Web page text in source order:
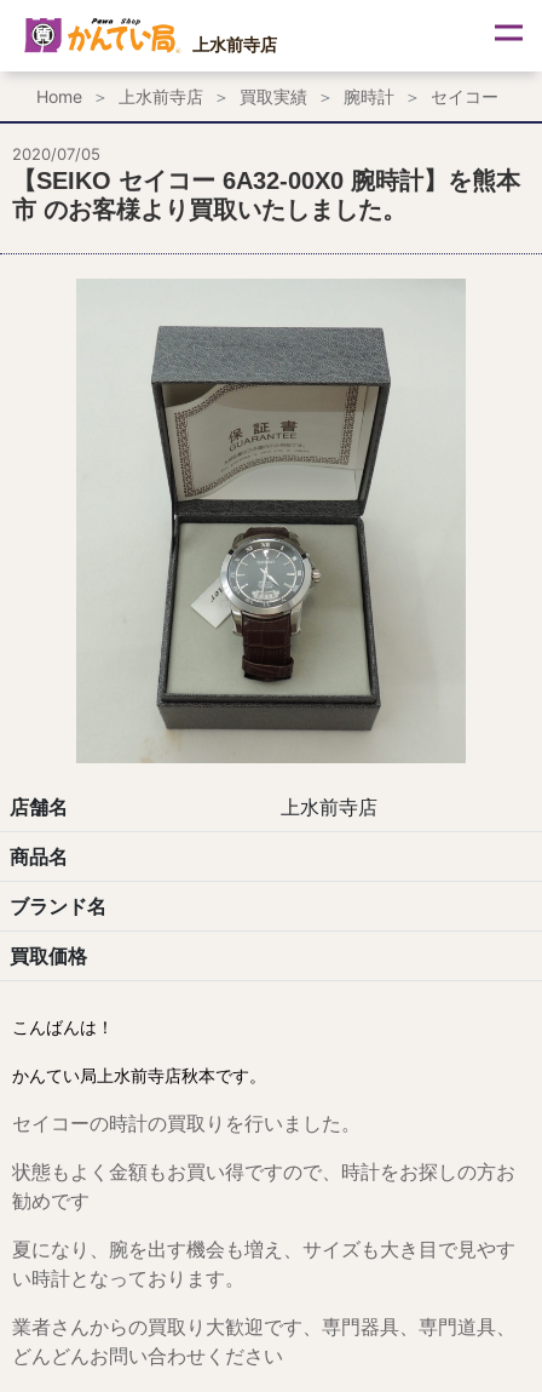
ス
ッ
プ
上水前寺店
Home 上水前寺店 買取実績 腕時計 セイコー
2020/07/05
【SEIKO セイコー 6A32-00X0 腕時計】を熊本
市 のお客様より買取いたしました。
店舗名 上水前寺店
商品名
ブランド名
買取価格
こんばんは！
かんてい局上水前寺店秋本です。
セイコーの時計の買取りを行いました。
状態もよく金額もお買い得ですので、時計をお探しの方お
勧めです
夏になり、腕を出す機会も増え、サイズも大き目で見やす
い時計となっております。
業者さんからの買取り大歓迎です、専門器具、専門道具、
どんどんお問い合わせください